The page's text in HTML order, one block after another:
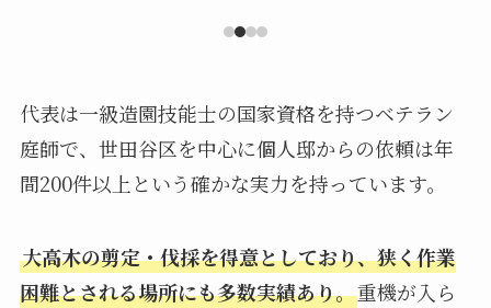
代表は一級造園技能士の国家資格を持つベテラン
庭師で、世田谷区を中心に個人邸からの依頼は年
間200件以上という確かな実力を持っています。
大高木の剪定・伐採を得意としており、狭く作業
困難とされる場所にも多数実績あり。重機が入ら